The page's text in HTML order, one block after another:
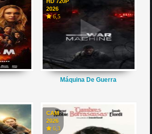
2026
6,5
Máquina De Guerra
CAM
2026
6,3